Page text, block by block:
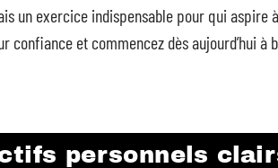
un exercice indispensable pour qui aspire
confiance et commencez dès aujourd’hui à
personnels